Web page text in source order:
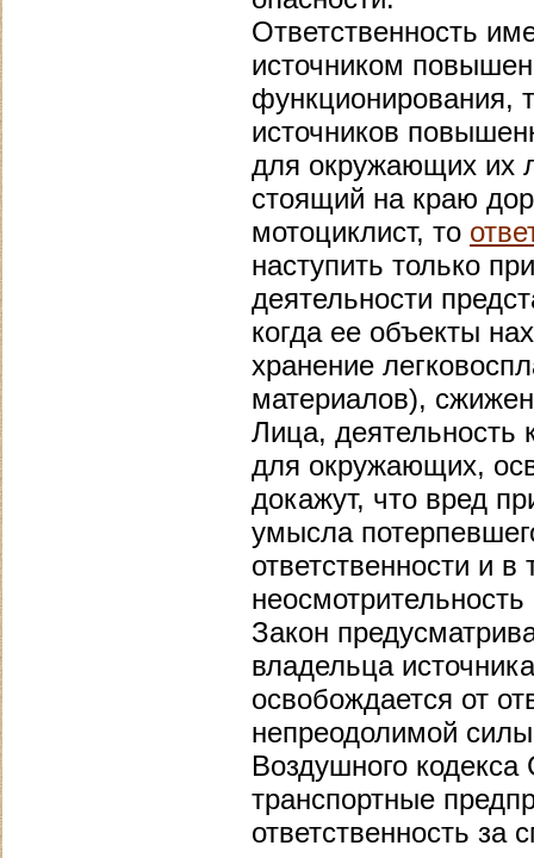
Ответственность
источником
функционирования,
источников
для окружающих их
стоящий на краю
мотоциклист, то
наступить только
деятельности
когда ее объекты
хранение
материалов),
Лица, деятельность
для окружающих,
докажут, что вред
умысла
ответственности и в
Закон
владельца
освобождается от
непреодолимой
Воздушного
транспортные
ответственность за